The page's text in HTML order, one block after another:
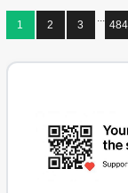
1 2 3
...
484